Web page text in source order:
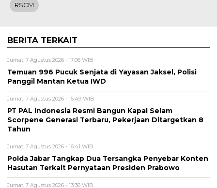
RSCM
BERITA TERKAIT
Jumat, 7 Agustus 2026 - 17:06 WIB
Temuan 996 Pucuk Senjata di Yayasan Jaksel, Polisi
Panggil Mantan Ketua IWD
Jumat, 7 Agustus 2026 - 16:49 WIB
PT PAL Indonesia Resmi Bangun Kapal Selam
Scorpene Generasi Terbaru, Pekerjaan Ditargetkan 8
Tahun
Jumat, 7 Agustus 2026 - 16:41 WIB
Polda Jabar Tangkap Dua Tersangka Penyebar Konten
Hasutan Terkait Pernyataan Presiden Prabowo
Jumat, 7 Agustus 2026 - 13:36 WIB